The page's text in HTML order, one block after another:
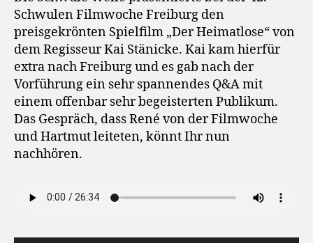
Schwulen Filmwoche Freiburg den
preisgekrönten Spielfilm „Der Heimatlose“ von
dem Regisseur Kai Stänicke. Kai kam hierfür
extra nach Freiburg und es gab nach der
Vorführung ein sehr spannendes Q&A mit
einem offenbar sehr begeisterten Publikum.
Das Gespräch, dass René von der Filmwoche
und Hartmut leiteten, könnt Ihr nun
nachhören.